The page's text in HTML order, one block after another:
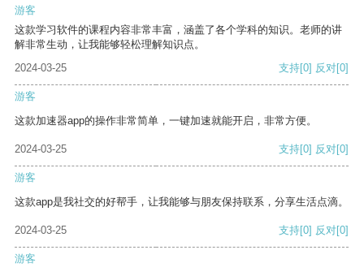
游客
这款学习软件的课程内容非常丰富，涵盖了各个学科的知识。老师的讲
解非常生动，让我能够轻松理解知识点。
2024-03-25
支持[0] 反对[0]
游客
这款加速器app的操作非常简单，一键加速就能开启，非常方便。
2024-03-25 支持[0] 反对[0]
游客
这款app是我社交的好帮手，让我能够与朋友保持联系，分享生活点滴。
2024-03-25 支持[0] 反对[0]
游客